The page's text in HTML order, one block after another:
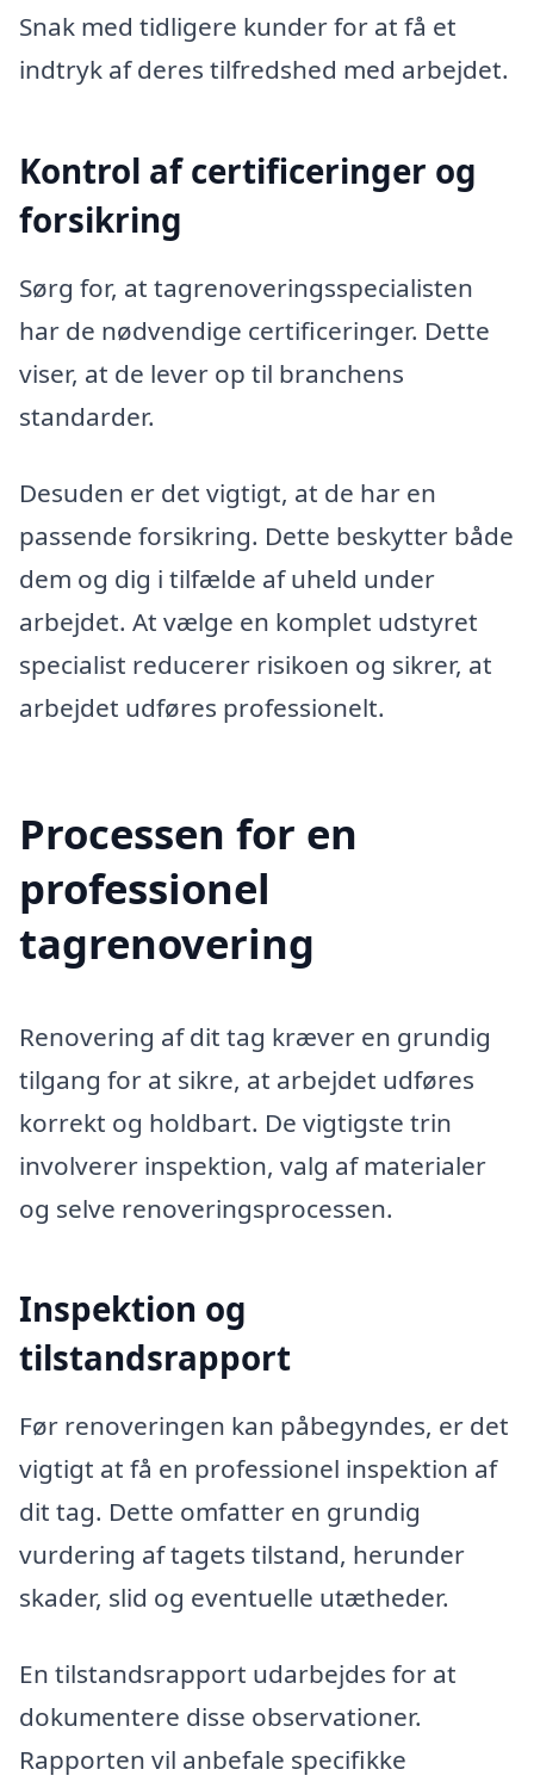
Snak med tidligere kunder for at få et
indtryk af deres tilfredshed med arbejdet.
Kontrol af certificeringer og
forsikring
Sørg for, at tagrenoveringsspecialisten
har de nødvendige certificeringer. Dette
viser, at de lever op til branchens
standarder.
Desuden er det vigtigt, at de har en
passende forsikring. Dette beskytter både
dem og dig i tilfælde af uheld under
arbejdet. At vælge en komplet udstyret
specialist reducerer risikoen og sikrer, at
arbejdet udføres professionelt.
Processen for en
professionel
tagrenovering
Renovering af dit tag kræver en grundig
tilgang for at sikre, at arbejdet udføres
korrekt og holdbart. De vigtigste trin
involverer inspektion, valg af materialer
og selve renoveringsprocessen.
Inspektion og
tilstandsrapport
Før renoveringen kan påbegyndes, er det
vigtigt at få en professionel inspektion af
dit tag. Dette omfatter en grundig
vurdering af tagets tilstand, herunder
skader, slid og eventuelle utætheder.
En tilstandsrapport udarbejdes for at
dokumentere disse observationer.
Rapporten vil anbefale specifikke